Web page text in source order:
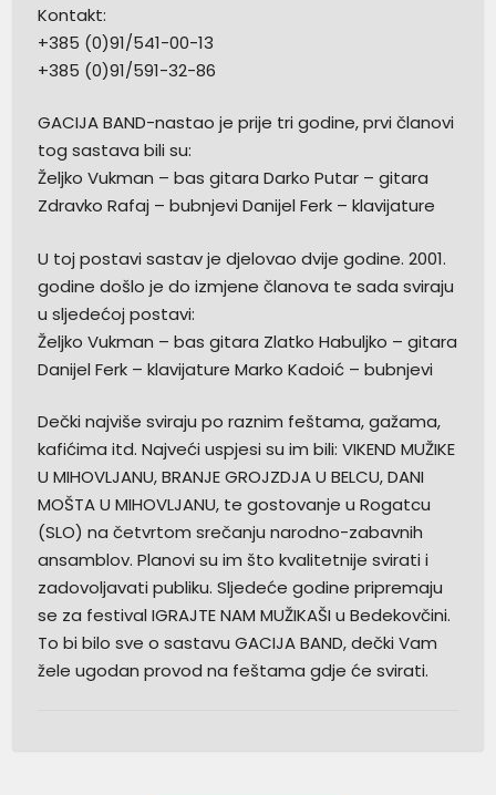
Kontakt:
+385 (0)91/541-00-13
+385 (0)91/591-32-86
GACIJA BAND-nastao je prije tri godine, prvi članovi
tog sastava bili su:
Željko Vukman – bas gitara Darko Putar – gitara
Zdravko Rafaj – bubnjevi Danijel Ferk – klavijature
U toj postavi sastav je djelovao dvije godine. 2001.
godine došlo je do izmjene članova te sada sviraju
u sljedećoj postavi:
Željko Vukman – bas gitara Zlatko Habuljko – gitara
Danijel Ferk – klavijature Marko Kadoić – bubnjevi
Dečki najviše sviraju po raznim feštama, gažama,
kafićima itd. Najveći uspjesi su im bili: VIKEND MUŽIKE
U MIHOVLJANU, BRANJE GROJZDJA U BELCU, DANI
MOŠTA U MIHOVLJANU, te gostovanje u Rogatcu
(SLO) na četvrtom srečanju narodno-zabavnih
ansamblov. Planovi su im što kvalitetnije svirati i
zadovoljavati publiku. Sljedeće godine pripremaju
se za festival IGRAJTE NAM MUŽIKAŠI u Bedekovčini.
To bi bilo sve o sastavu GACIJA BAND, dečki Vam
žele ugodan provod na feštama gdje će svirati.